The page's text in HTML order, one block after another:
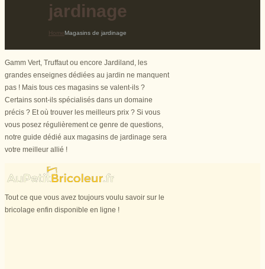
jardinage
HomeMagasins de jardinage
Gamm Vert, Truffaut ou encore Jardiland, les
grandes enseignes dédiées au jardin ne manquent
pas ! Mais tous ces magasins se valent-ils ?
Certains sont-ils spécialisés dans un domaine
précis ? Et où trouver les meilleurs prix ? Si vous
vous posez régulièrement ce genre de questions,
notre guide dédié aux magasins de jardinage sera
votre meilleur allié !
Tout ce que vous avez toujours voulu savoir sur le
bricolage enfin disponible en ligne !